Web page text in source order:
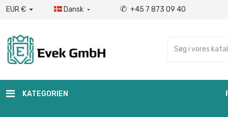
EUR € Dansk  ✆ +45 7 873 09 40
KATEGORIEN